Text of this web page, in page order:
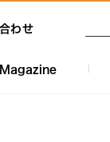
わせ
Magazine